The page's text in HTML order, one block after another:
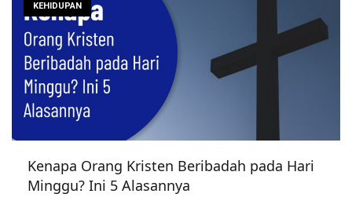
KEHIDUPAN
Kenapa Orang Kristen Beribadah pada Hari
Minggu? Ini 5 Alasannya